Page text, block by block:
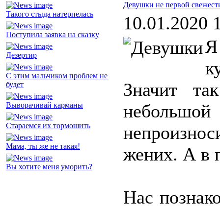
Такого стыда натерпелась
Поступила заявка на сказку
Дезертир
С этим мальчиком проблем не
будет
Выворачивай карманы
Стараемся их тормошить
Мама, ты же не такая!
Вы хотите меня уморить?
Девушки не первой
10.01.2020
Я
Значит
жених. А в
Нас